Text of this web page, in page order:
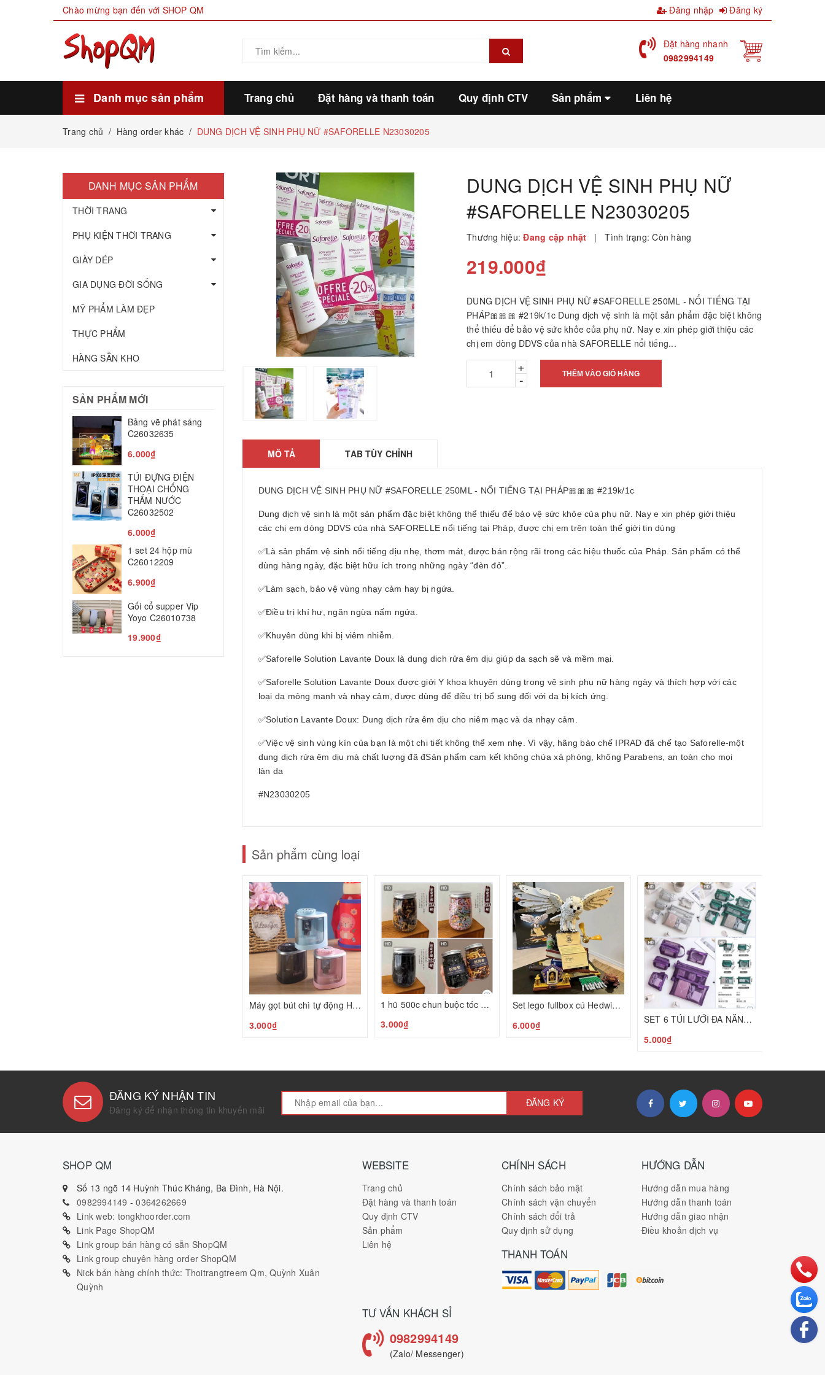
Chào mừng bạn đến với SHOP QM Đăng nhập Đăng ký
Đặt hàng nhanh
0982994149
Danh mục sản phẩm Trang chủ Đặt hàng và thanh toán Quy định CTV Sản phẩm Liên hệ
Trang chủ / Hàng order khác / DUNG DỊCH VỆ SINH PHỤ NỮ #SAFORELLE N23030205
DUNG DỊCH VỆ SINH PHỤ NỮ
#SAFORELLE N23030205
Thương hiệu: Đang cập nhật | Tình trạng: Còn hàng
219.000₫
DUNG DỊCH VỆ SINH PHỤ NỮ #SAFORELLE 250ML - NỔI TIẾNG TẠI
PHÁP🎀🎀🎀 #219k/1c Dung dịch vệ sinh là một sản phẩm đặc biệt không
thể thiếu để bảo vệ sức khỏe của phụ nữ. Nay e xin phép giới thiệu các
chị em dòng DDVS của nhà SAFORELLE nổi tiếng...
+
- THÊM VÀO GIỎ HÀNG
MÔ TẢ TAB TÙY CHỈNH
DUNG DỊCH VỆ SINH PHỤ NỮ #SAFORELLE 250ML - NỔI TIẾNG TẠI PHÁP🎀🎀🎀 #219k/1c
Dung dịch vệ sinh là một sản phẩm đặc biệt không thể thiếu để bảo vệ sức khỏe của phụ nữ. Nay e xin phép giới thiệu
các chị em dòng DDVS của nhà SAFORELLE nổi tiếng tại Pháp, được chị em trên toàn thế giới tin dùng
✅Là sản phẩm vệ sinh nổi tiếng dịu nhẹ, thơm mát, được bán rộng rãi trong các hiệu thuốc của Pháp. Sản phẩm có thể
dùng hàng ngày, đặc biệt hữu ích trong những ngày “đèn đỏ”.
✅Làm sạch, bảo vệ vùng nhạy cảm hay bị ngứa.
✅Điều trị khí hư, ngăn ngừa nấm ngứa.
✅Khuyên dùng khi bị viêm nhiễm.
✅Saforelle Solution Lavante Doux là dung dich rửa êm dịu giúp da sạch sẽ và mềm mại.
✅Saforelle Solution Lavante Doux được giới Y khoa khuyên dùng trong vệ sinh phụ nữ hàng ngày và thích hợp với các
loại da mỏng manh và nhạy cảm, được dùng để điều trị bổ sung đối với da bị kích ứng.
✅Solution Lavante Doux: Dung dịch rửa êm dịu cho niêm mạc và da nhạy cảm.
✅Việc vệ sinh vùng kín của bạn là một chi tiết không thể xem nhẹ. Vì vậy, hãng bào chế IPRAD đã chế tạo Saforelle-một
dung dịch rửa êm dịu mà chất lượng đã đSản phẩm cam kết không chứa xà phòng, không Parabens, an toàn cho mọi
làn da
#N23030205
Sản phẩm cùng loại
Máy gọt bút chì tự động Hàn Quốc H26080407
3.000₫
1 hũ 500c chun buộc tóc H26080343
3.000₫
Set lego fullbox cú Hedwig + sách TQ26080350
6.000₫
SET 6 TÚI LƯỚI ĐA NĂNG T26073101
5.000₫
DANH MỤC SẢN PHẨM
THỜI TRANG
PHỤ KIỆN THỜI TRANG
GIÀY DÉP
GIA DỤNG ĐỜI SỐNG
MỸ PHẨM LÀM ĐẸP
THỰC PHẨM
HÀNG SẴN KHO
SẢN PHẨM MỚI
Bảng vẽ phát sáng
C26032635
6.000₫
TÚI ĐỰNG ĐIỆN
THOẠI CHỐNG
THẤM NƯỚC
C26032502
6.000₫
1 set 24 hộp mù
C26012209
6.900₫
Gối cổ supper Vip
Yoyo C26010738
19.900₫
Thảm ngải cứu hàng
C26010601
22.200₫
MÁY GỌT BÚT CHÌ
TỰ ĐỘNG
85.000₫
Lược, búa massage
T25061605
ĐĂNG KÝ NHẬN TIN
Đăng ký để nhận thông tin khuyến mãi
ĐĂNG KÝ
SHOP QM
Số 13 ngõ 14 Huỳnh Thúc Kháng, Ba Đình, Hà Nội.
0982994149 -0364262669
Link web: tongkhoorder.com
Link Page ShopQM
Link group bán hàng có sẵn ShopQM
Link group chuyên hàng order ShopQM
Nick bán hàng chính thức: Thoitrangtreem Qm, Quỳnh Xuân
Quỳnh
WEBSITE
Trang chủ
Đặt hàng và thanh toán
Quy định CTV
Sản phẩm
Liên hệ
CHÍNH SÁCH
Chính sách bảo mật
Chính sách vận chuyển
Chính sách đổi trả
Quy định sử dụng
HƯỚNG DẪN
Hướng dẫn mua hàng
Hướng dẫn thanh toán
Hướng dẫn giao nhận
Điều khoản dịch vụ
THANH TOÁN
TƯ VẤN KHÁCH SỈ
0982994149
(Zalo/ Messenger)